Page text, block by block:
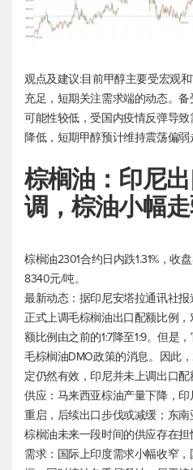
观点及建议:目前甲醇主要受宏观
充足，短期关注需求端的动态。
可能性较低，受国内疫情反弹导
降低，短期甲醇预计维持震荡偏弱
棕榈油：印尼
调，棕油小幅
棕榈油2301合约日内跌1.31%，收
8340元/吨。
最新动态：据印尼安塔拉通讯社
正式上调毛棕榈油出口配额比例
额比例由之前的1:7降至1:9。但是
毛棕榈油DMO政策的消息。因此
定仍然有效，印尼并未上调出口配
供应：马来西亚棕油产量下降，
重启，后续出口步伐或减缓；东南
棕榈油未来一段时间的供应存在担
需求：国际上印度需求小幅收窄